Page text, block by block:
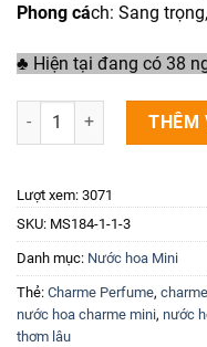
Phong cách: Sang
♣ Hiện tại đang có 38
Nước Hoa Nữ CharmeTHÊM
Lượt xem: 3071
SKU: MS184-1-1-3
Danh mục: Nước hoa Mini
Thẻ: Charme Perfume,
nước hoa charme mini, nước
thơm lâu